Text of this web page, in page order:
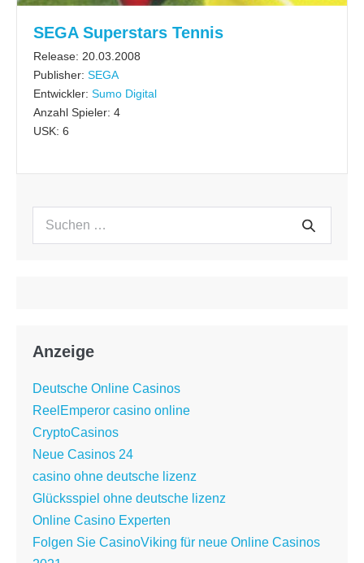
SEGA Superstars Tennis
Release: 20.03.2008
Publisher: SEGA
Entwickler: Sumo Digital
Anzahl Spieler: 4
USK: 6
Suchen
Suche
Anzeige
Deutsche Online Casinos
ReelEmperor casino online
CryptoCasinos
Neue Casinos 24
casino ohne deutsche lizenz
Glücksspiel ohne deutsche lizenz
Online Casino Experten
Folgen Sie CasinoViking für neue Online Casinos